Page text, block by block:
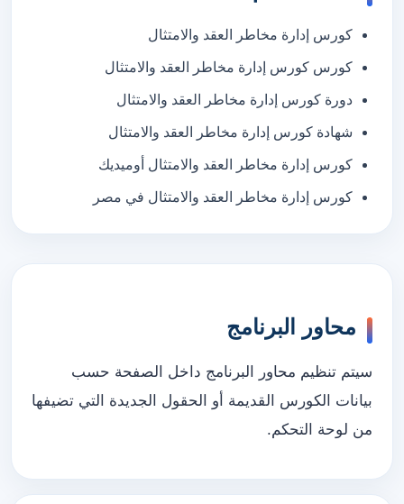
كورس إدارة مخاطر العقد والامتثال
كورس كورس إدارة مخاطر العقد والامتثال
دورة كورس إدارة مخاطر العقد والامتثال
شهادة كورس إدارة مخاطر العقد والامتثال
كورس إدارة مخاطر العقد والامتثال أوميديك
كورس إدارة مخاطر العقد والامتثال في مصر
محاور البرنامج
سيتم تنظيم محاور البرنامج داخل الصفحة حسب
بيانات الكورس القديمة أو الحقول الجديدة التي تضيفها
من لوحة التحكم.